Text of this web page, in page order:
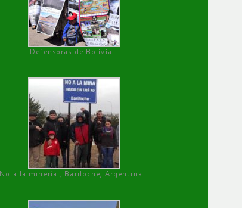
Defensoras de Bolivia
No a la minería , Bariloche, Argentina